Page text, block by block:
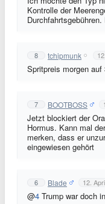
Kontrolle der
8 tchipmunk
Spritpreis morgen
7 BOOTBOSS
Jetzt blockiert der
Hormus. Kann mal
merken, dass er
eingewiesen gehört
6 Blade 12.
@4 Trump war doch